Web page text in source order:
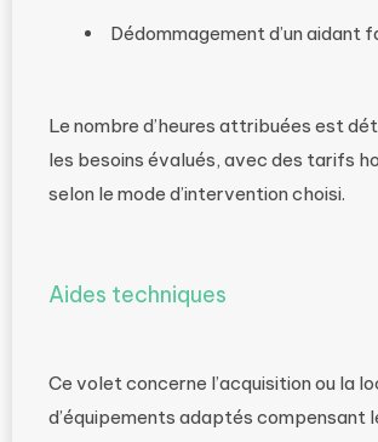
Dédommagement d’un aidant
Le nombre d’heures attribuées est
les besoins évalués, avec des tarifs
selon le mode d’intervention choisi.
Aides techniques
Ce volet concerne l’acquisition ou la
d’équipements adaptés compensant